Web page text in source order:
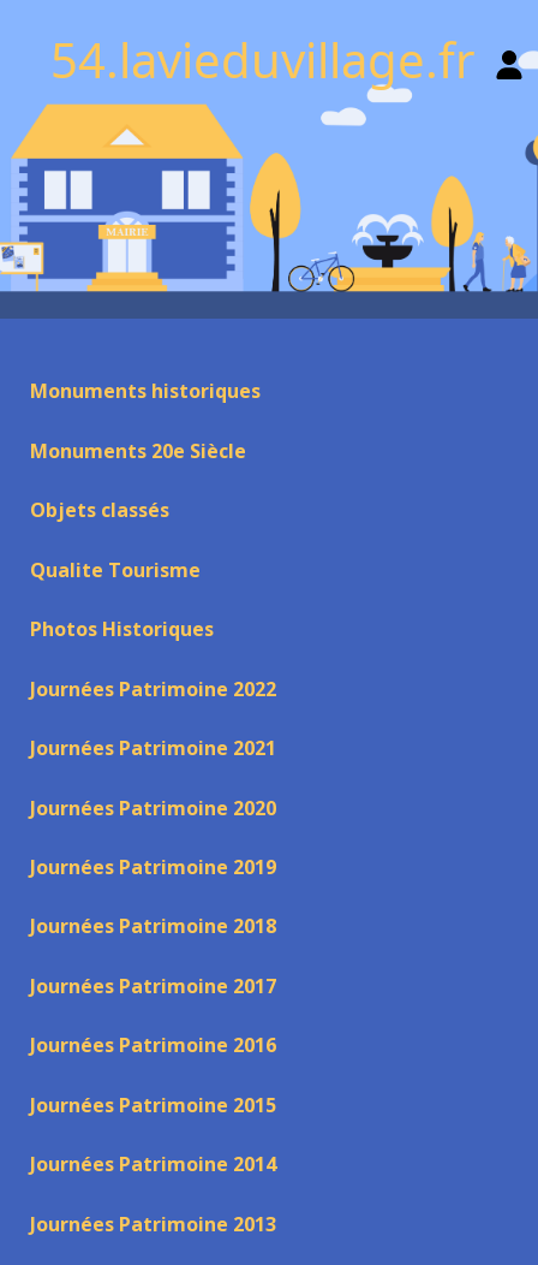
54.lavieduvillage.fr
Monuments historiques
Monuments 20e Siècle
Objets classés
Qualite Tourisme
Photos Historiques
Journées Patrimoine 2022
Journées Patrimoine 2021
Journées Patrimoine 2020
Journées Patrimoine 2019
Journées Patrimoine 2018
Journées Patrimoine 2017
Journées Patrimoine 2016
Journées Patrimoine 2015
Journées Patrimoine 2014
Journées Patrimoine 2013